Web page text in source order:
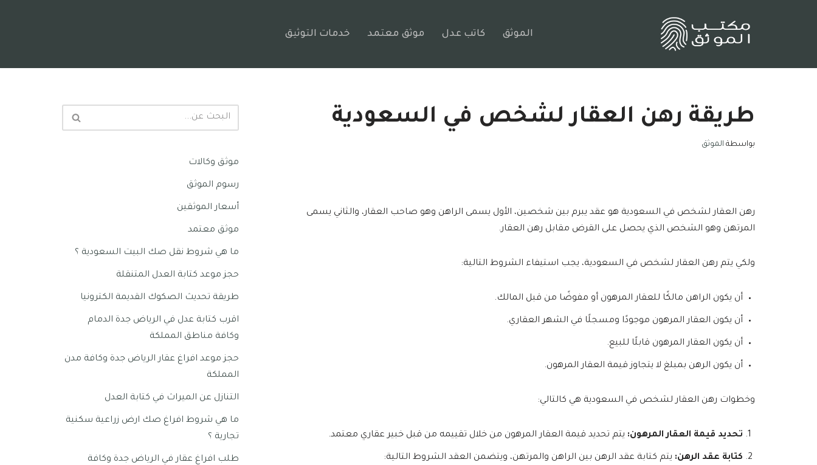
المحتوى
الموثق كاتب عدل موثق معتمد خدمات التوثيق
طريقة رهن العقار لشخص في السعودية
بواسطة الموثق
رهن العقار لشخص في السعودية هو عقد يبرم بين شخصين، الأول يسمى الراهن وهو صاحب العقار، والثاني يسمى
المرتهن وهو الشخص الذي يحصل على القرض مقابل رهن العقار.
ولكي يتم رهن العقار لشخص في السعودية، يجب استيفاء الشروط التالية:
أن يكون الراهن مالكًا للعقار المرهون أو مفوضًا من قبل المالك.
أن يكون العقار المرهون موجودًا ومسجلًا في الشهر العقاري.
أن يكون العقار المرهون قابلًا للبيع.
أن يكون الرهن بمبلغ لا يتجاوز قيمة العقار المرهون.
وخطوات رهن العقار لشخص في السعودية هي كالتالي:
تحديد قيمة العقار المرهون: يتم تحديد قيمة العقار المرهون من خلال تقييمه من قبل خبير عقاري معتمد.
كتابة عقد الرهن: يتم كتابة عقد الرهن بين الراهن والمرتهن، ويتضمن العقد الشروط التالية:
موثق وكالات
رسوم الموثق
أسعار الموثقين
موثق معتمد
ما هي شروط نقل صك البيت السعودية ؟
حجز موعد كتابة العدل المتنقلة
طريقة تحديث الصكوك القديمة الكترونيا
اقرب كتابة عدل في الرياض جدة الدمام
وكافة مناطق المملكة
حجز موعد افراغ عقار الرياض جدة وكافة مدن
المملكة
التنازل عن الميراث في كتابة العدل
ما هي شروط افراغ صك ارض زراعية سكنية
تجارية ؟
طلب افراغ عقار في الرياض جدة وكافة